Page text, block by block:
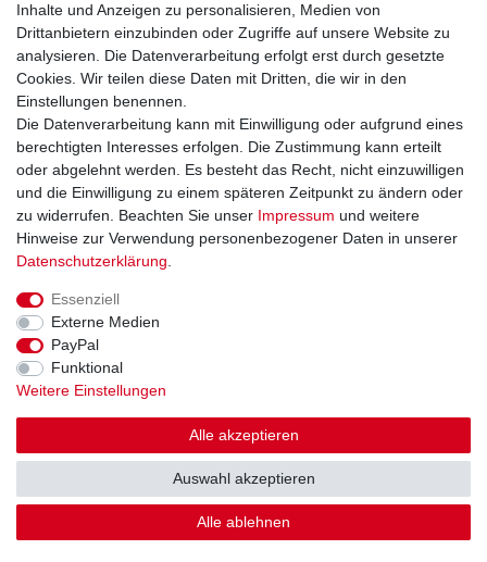
Rechtliche Informationen
Widerrufsrecht
Widerrufsformular
Datenschutzerklärung
AGB
Impressum
Vertrag widerrufen Kontakt
Zahlungsarten
Kreditkarte
Lastschrift
Apple Pay
Google Pay
Vorkasse
Facebook
Inhalte und Anzeigen zu personalisieren, Medien von
Drittanbietern einzubinden oder Zugriffe auf unsere Website zu
analysieren. Die Datenverarbeitung erfolgt erst durch gesetzte
Cookies. Wir teilen diese Daten mit Dritten, die wir in den
Einstellungen benennen.
Die Datenverarbeitung kann mit Einwilligung oder aufgrund eines
berechtigten Interesses erfolgen. Die Zustimmung kann erteilt
oder abgelehnt werden. Es besteht das Recht, nicht einzuwilligen
und die Einwilligung zu einem späteren Zeitpunkt zu ändern oder
zu widerrufen. Beachten Sie unser Impressum und weitere
Hinweise zur Verwendung personenbezogener Daten in unserer
Daten­schutz­erklärung
Essenziell
Externe Medien
PayPal
Funktional
Weitere Einstellungen
Alle akzeptieren
Alle ablehnen
Auswahl akzeptieren